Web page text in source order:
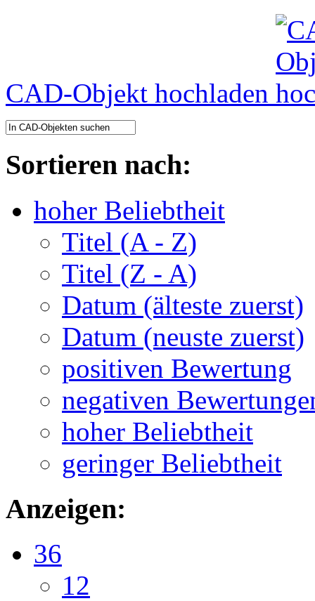
CAD-Objekt hochladen
Sortieren nach:
hoher Beliebtheit
Titel (A - Z)
Titel (Z - A)
Datum (älteste zuerst)
Datum (neuste zuerst)
positiven Bewertung
negativen
hoher Beliebtheit
geringer Beliebtheit
Anzeigen:
36
12